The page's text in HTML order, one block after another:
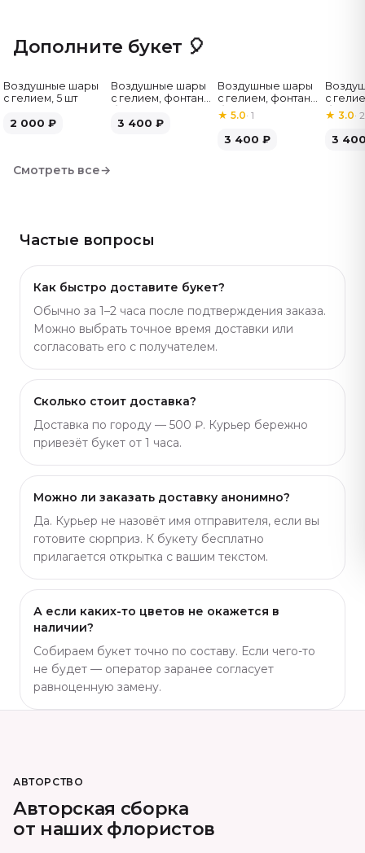
комплекте с воздушными шарами или бенто-тортом —
подарок получается полным. В каталоге есть варианты
под идею подарка. Артикул: 8406.
Дополните букет 🎈
Воздушные шары
с гелием, 5 шт
2 000 ₽
Воздушные шары
с гелием, фонтан,
шт
3 400 ₽
Воздушные шары
с гелием, фонтан,
бело-розовые, 7
шт
★5.0·1
3 400 ₽
с
бело-
★ 3.0· 2
3
Смотреть все→
Частые вопросы
Как быстро доставите букет?
Обычно за 1–2 часа после подтверждения заказа.
Можно выбрать точное время доставки или
согласовать его с получателем.
Сколько стоит доставка?
Доставка по городу — 500 ₽. Курьер бережно
привезёт букет от 1 часа.
Можно ли заказать доставку анонимно?
Да. Курьер не назовёт имя отправителя, если вы
готовите сюрприз. К букету бесплатно
прилагается открытка с вашим текстом.
А если каких-то цветов не окажется в
наличии?
Собираем букет точно по составу. Если чего-то
не будет — оператор заранее согласует
равноценную замену.
АВТОРСТВО
Авторская сборка
от наших флористов